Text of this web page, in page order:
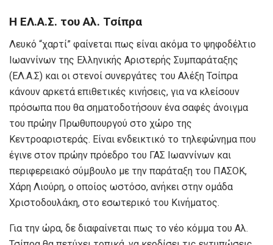
Η ΕΛ.Α.Σ. του Αλ. Τσίπρα
Λευκό “χαρτί” φαίνεται πως είναι ακόμα το ψηφοδέλτιο
Ιωαννίνων της Ελληνικής Αριστερής Συμπαράταξης
(ΕΛ.Α.Σ) και οι στενοί συνεργάτες του Αλέξη Τσίπρα
κάνουν αρκετά επιθετικές κινήσεις, για να κλείσουν
πρόσωπα που θα σηματοδοτήσουν ένα σαφές άνοιγμα
του πρώην Πρωθυπουργού στο χώρο της
Κεντροαριστεράς. Είναι ενδεικτικό το τηλεφώνημα που
έγινε στον πρώην πρόεδρο του ΓΑΣ Ιωαννίνων και
περιφερειακό σύμβουλο με την παράταξη του ΠΑΣΟΚ,
Χάρη Λιούρη, ο οποίος ωστόσο, ανήκει στην ομάδα
Χριστοδουλάκη, στο εσωτερικό του Κινήματος.
Για την ώρα, δε διαφαίνεται πως το νέο κόμμα του Αλ.